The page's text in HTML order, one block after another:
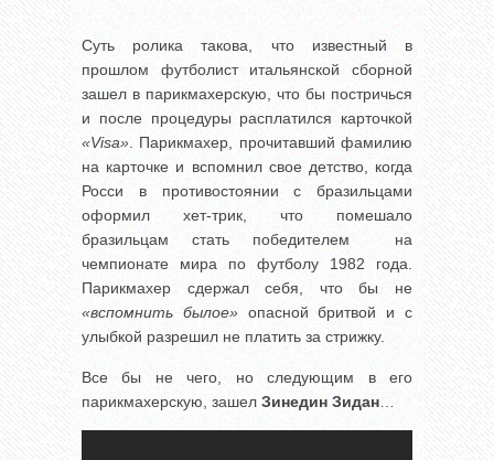
Суть ролика такова, что известный в
прошлом футболист итальянской сборной
зашел в парикмахерскую, что бы постричься
и после процедуры расплатился карточкой
«Visa». Парикмахер, прочитавший фамилию
на карточке и вспомнил свое детство, когда
Росси в противостоянии с бразильцами
оформил хет-трик, что помешало
бразильцам стать победителем на
чемпионате мира по футболу 1982 года.
Парикмахер сдержал себя, что бы не
«вспомнить былое»опасной бритвой и с
улыбкой разрешил не платить за стрижку.
Все бы не чего, но следующим в его
парикмахерскую, зашел Зинедин Зидан…